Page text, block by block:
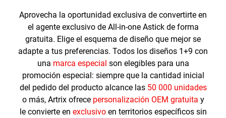
Aprovecha la oportunidad exclusiva de convertirte en
el agente exclusivo de All-in-one Astick de forma
gratuita. Elige el esquema de diseño que mejor se
adapte a tus preferencias. Todos los diseños 1+9 con
una marca especial son elegibles para una
promoción especial: siempre que la cantidad inicial
del pedido del producto alcance las 50 000 unidades
o más, Artrix ofrece personalización OEM gratuita y
le convierte en exclusivoen territorios específicos sin